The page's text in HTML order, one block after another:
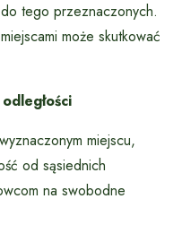
tego przeznaczonych.
może skutkować
miejscu,
od sąsiednich
na swobodne